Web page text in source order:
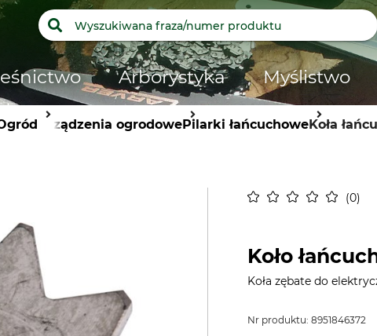
Arborystyka Myślistwo
Urządzenia ogrodowePilarki łańcuchoweKoła
0
Koło
Koła zębate do
Nr produktu: 8951846372